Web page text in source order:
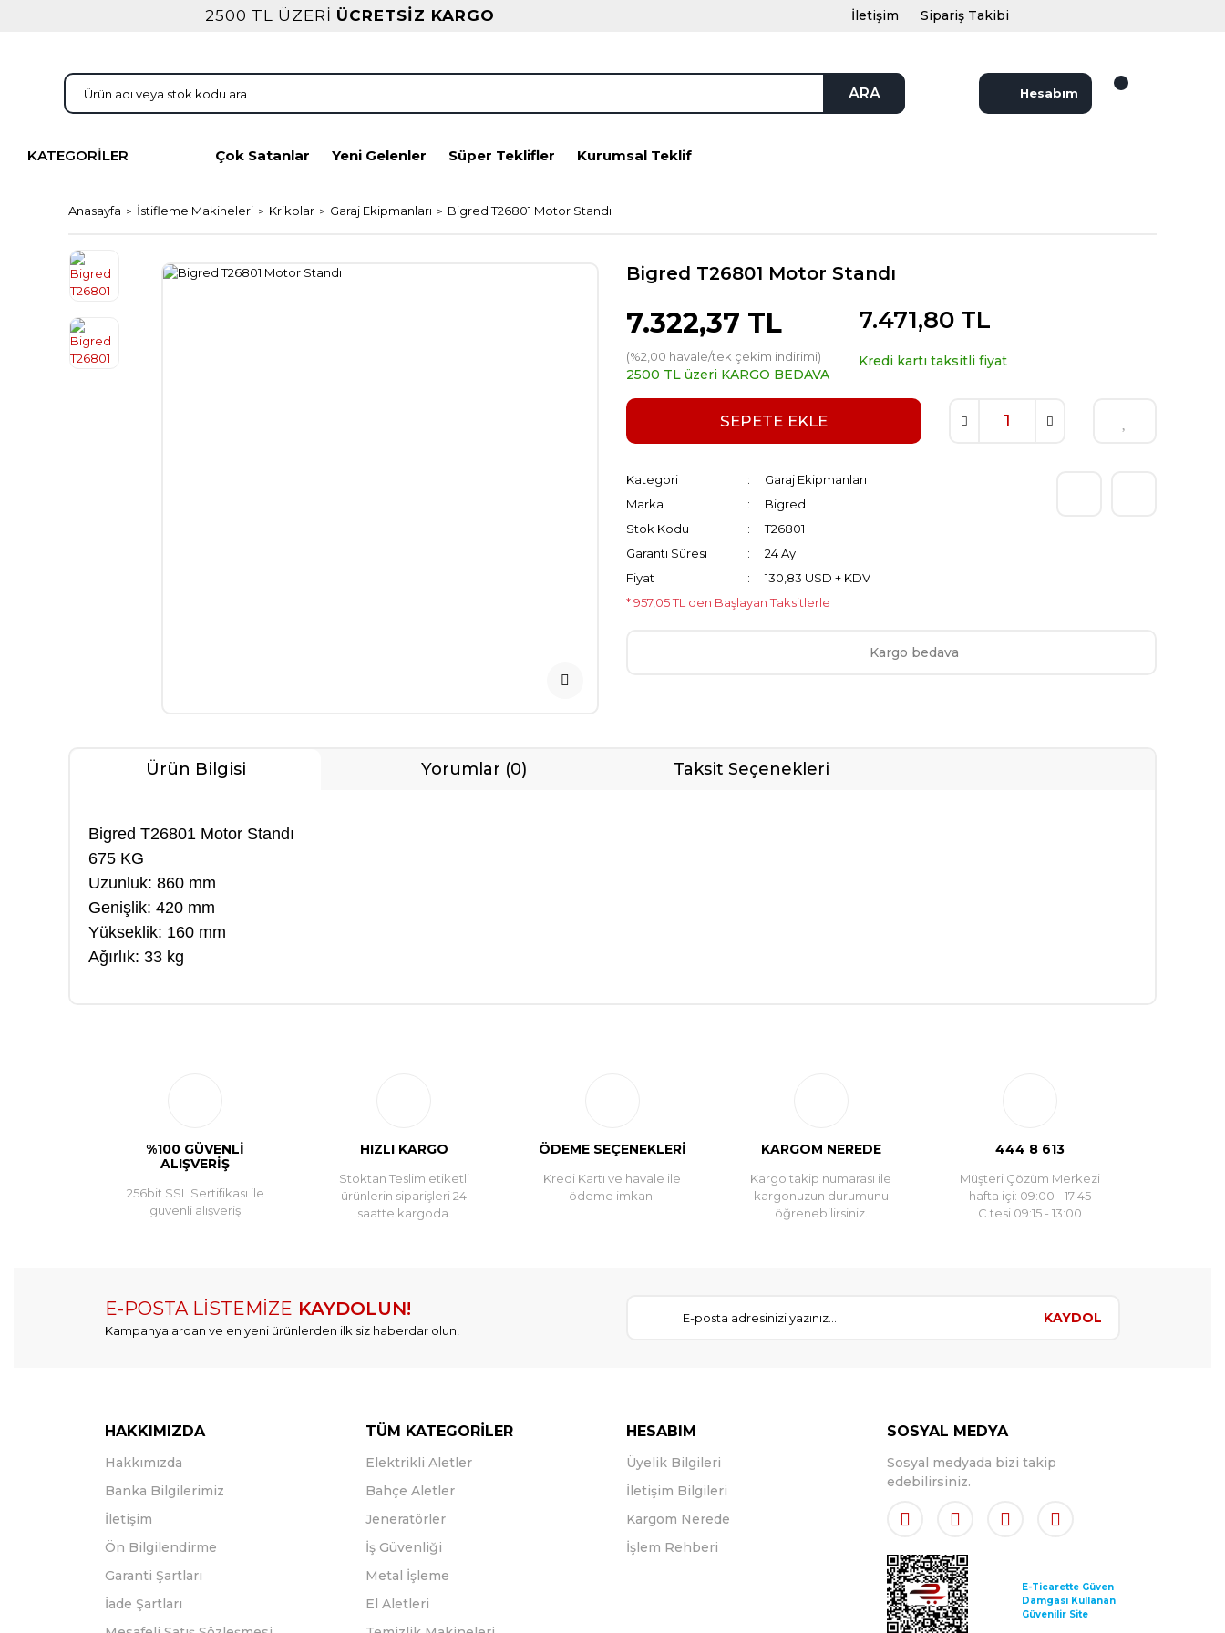
2500 TL ÜZERİ ÜCRETSİZ KARGO İletişim Sipariş Takibi
ARA Hesabım
KATEGORİLER Çok Satanlar Yeni Gelenler Süper Teklifler Kurumsal Teklif
Anasayfa İstifleme Makineleri Krikolar Garaj Ekipmanları Bigred T26801 Motor Standı
Bigred T26801 Motor Standı
7.322,37 TL
(%2,00 havale/tek çekim indirimi)
2500 TL üzeri KARGO BEDAVA
7.471,80 TL
Kredi kartı taksitli fiyat
SEPETE EKLE
Kategori
Garaj Ekipmanları
Marka
Bigred
Stok Kodu
T26801
Garanti Süresi
24 Ay
Fiyat
130,83 USD + KDV
* 957,05 TL den Başlayan Taksitlerle
Kargo bedava
Ürün Bilgisi Yorumlar (0) Taksit Seçenekleri
Bigred T26801 Motor Standı
675 KG
Uzunluk: 860 mm
Genişlik: 420 mm
Yükseklik: 160 mm
Ağırlık: 33 kg
%100 GÜVENLİ
ALIŞVERİŞ
256bit SSL Sertifikası ile
güvenli alışveriş
HIZLI KARGO
Stoktan Teslim etiketli
ürünlerin siparişleri 24
saatte kargoda.
ÖDEME SEÇENEKLERİ
Kredi Kartı ve havale ile
ödeme imkanı
KARGOM NEREDE
Kargo takip numarası ile
kargonuzun durumunu
öğrenebilirsiniz.
444 8 613
Müşteri Çözüm Merkezi
hafta içi: 09:00 - 17:45
C.tesi 09:15 - 13:00
E-POSTA LİSTEMİZE KAYDOLUN!
Kampanyalardan ve en yeni ürünlerden ilk siz haberdar olun!
KAYDOL
HAKKIMIZDA
Hakkımızda
Banka Bilgilerimiz
İletişim
Ön Bilgilendirme
Garanti Şartları
İade Şartları
TÜM KATEGORİLER
Elektrikli Aletler
Bahçe Aletler
Jeneratörler
İş Güvenliği
Metal İşleme
El Aletleri
HESABIM
Üyelik Bilgileri
İletişim Bilgileri
Kargom Nerede
İşlem Rehberi
SOSYAL MEDYA
Sosyal medyada bizi takip
edebilirsiniz.
E-Ticarette Güven
Damgası Kullanan
Güvenilir Site